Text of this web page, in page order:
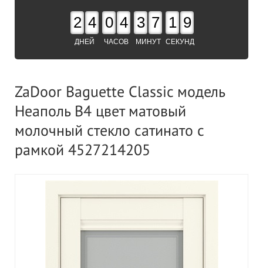
2 4
ДНЕЙ
0 4
ЧАСОВ
3 7
МИНУТ
1 8
СЕКУНД
ZaDoor Baguette Classic модель
Неаполь В4 цвет матовый
молочный стекло сатинато с
рамкой 4527214205